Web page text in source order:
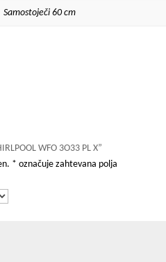
Samostoječi 60 cm
WFO 3O33 PL X”
* označuje zahtevana polja